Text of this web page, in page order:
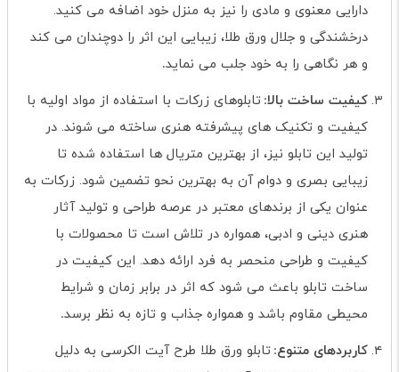
دارایی معنوی و مادی را نیز به منزل خود اضافه می کنید.
درخشندگی و جلال ورق طلا، زیبایی این اثر را دوچندان می کند
و هر نگاهی را به خود جلب می نماید.
کیفیت ساخت بالا: تابلوهای زرکات با استفاده از مواد اولیه با
کیفیت و تکنیک های پیشرفته هنری ساخته می شوند. در
تولید این تابلو نیز، از بهترین متریال ها استفاده شده تا
زیبایی بصری و دوام آن به بهترین نحو تضمین شود. زرکات به
عنوان یکی از برندهای معتبر در عرصه طراحی و تولید آثار
هنری دینی و ادبی، همواره در تلاش است تا محصولات با
کیفیت و طراحی منحصر به فرد ارائه دهد. این کیفیت در
ساخت تابلو باعث می شود که اثر در برابر زمان و شرایط
محیطی مقاوم باشد و همواره جذاب و تازه به نظر برسد.
کاربردهای متنوع: تابلو ورق طلا طرح آیت الکرسی به دلیل